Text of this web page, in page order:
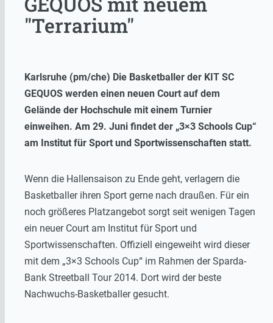
"Terrarium"
Karlsruhe (pm/che) Die Basketballer der KIT SC
GEQUOS werden einen neuen Court auf dem
Gelände der Hochschule mit einem Turnier
einweihen. Am 29. Juni findet der „3×3 Schools Cup“
am Institut für Sport und Sportwissenschaften statt.
Wenn die Hallensaison zu Ende geht, verlagern die
Basketballer ihren Sport gerne nach draußen. Für ein
noch größeres Platzangebot sorgt seit wenigen Tagen
ein neuer Court am Institut für Sport und
Sportwissenschaften. Offiziell eingeweiht wird dieser
mit dem „3×3 Schools Cup“ im Rahmen der Sparda-
Bank Streetball Tour 2014. Dort wird der beste
Nachwuchs-Basketballer gesucht.